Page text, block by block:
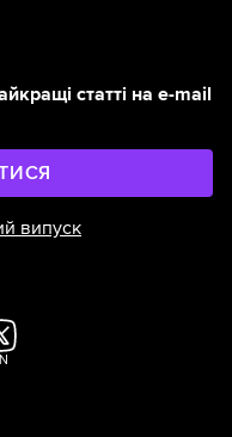
статті на e-mail
випуск